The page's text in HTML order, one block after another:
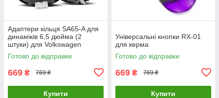
Адаптери кільця SA65-A для
динаміків 6,5 дюйма (2
штуки) для Volkswagen
Готово до відправки
669 ₴ 769 ₴
Купити
Універсальні кнопки RX-01
для керма
Готово до відправки
669 ₴ 769 ₴
Купити